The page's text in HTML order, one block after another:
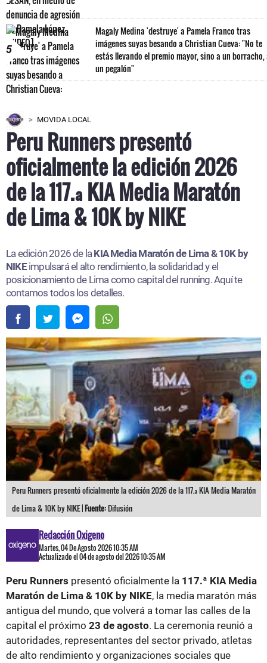
5
Magaly Medina 'destruye' a Pamela Franco tras
imágenes suyas besando a Christian Cueva: "No te
estás llevando el premio mayor, sino a un borracho,
un pegalón"
MOVIDA LOCAL
Peru Runners presentó
oficialmente la edición 2026
de la 117.ª KIA Media Maratón
de Lima & 10K by NIKE
La edición 2026 de la KIA Media Maratón de Lima & 10K by
NIKEimpulsará el alto rendimiento, la solidaridad y el
posicionamiento de Lima como capital del running. Aquí te
contamos todos los detalles.
Peru Runners presentó oficialmente la edición 2026 de la 117.ª KIA Media Maratón
de Lima & 10K by NIKE |Fuente:Difusión
Redacción Oxigeno
Martes, 04 De Agosto 2026 10:35 AM
Actualizado el 04 de agosto del 2026 10:35 AM
Peru Runners presentó oficialmente la 117.ª KIA Media
Maratón de Lima & 10K by NIKE, la media maratón más
antigua del mundo, que volverá a tomar las calles de la
capital el próximo 23 de agosto. La ceremonia reunió a
autoridades, representantes del sector privado, atletas
de alto rendimiento y organizaciones sociales que